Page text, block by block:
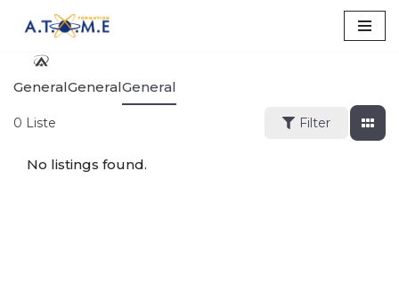
contenu
GeneralGeneralGeneral
0 Liste Filter
No listings found.